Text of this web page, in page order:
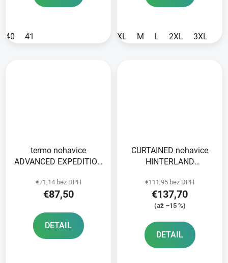
40 41 XL M L 2XL 3XL
termo nohavice
ADVANCED EXPEDITION
čierne
€71,14 bez DPH
€87,50
DETAIL
CURTAINED nohavice
HINTERLAND
ADVANCED black
€111,95 bez DPH
€137,70
(až –15 %)
DETAIL